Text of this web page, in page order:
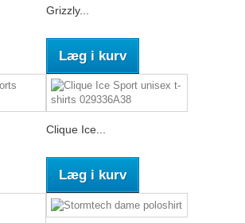
Grizzly...
Læg i kurv
Clique Ice...
Læg i kurv